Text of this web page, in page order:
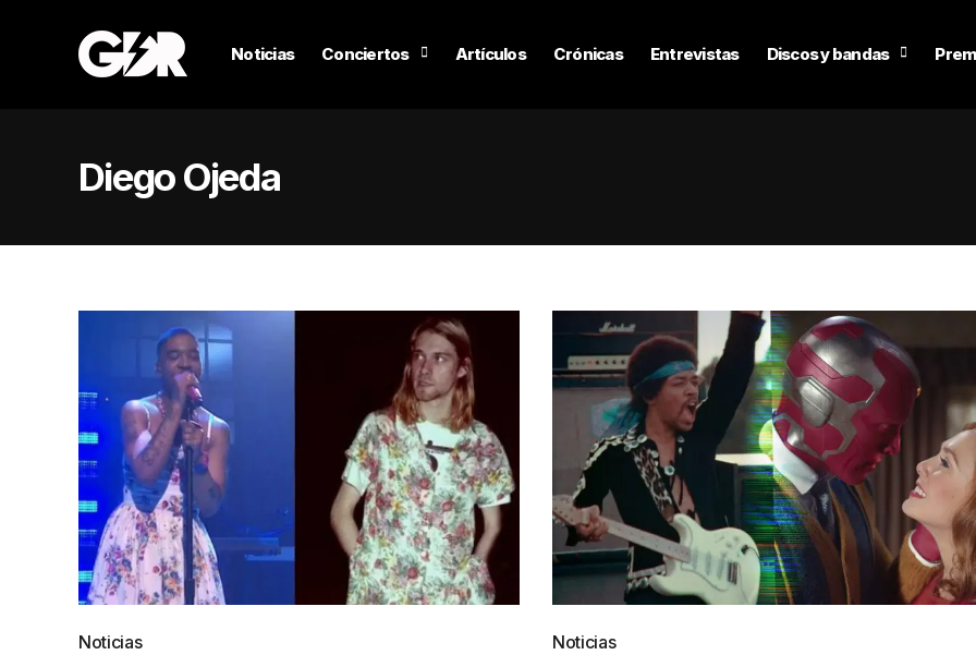
Noticias Conciertos Artículos Crónicas Entrevistas Discos y bandas
Diego Ojeda
Noticias Noticias